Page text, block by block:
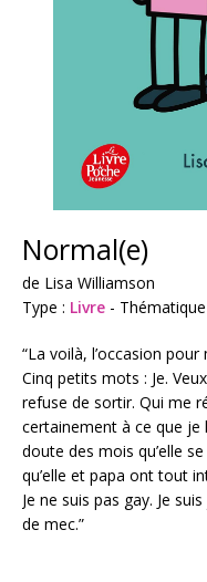
Normal(e)
de Lisa Williamson
Type : Livre -
“La voilà, l’occasion
Cinq petits mots : Je.
refuse de sortir. Qui me
certainement à ce que je
doute des mois qu’elle
qu’elle et papa ont tout
Je ne suis pas gay. Je
de mec.”